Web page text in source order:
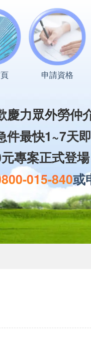
申請資格
慶力眾外勞仲
件最快1~7天
專案正式登
015-840或